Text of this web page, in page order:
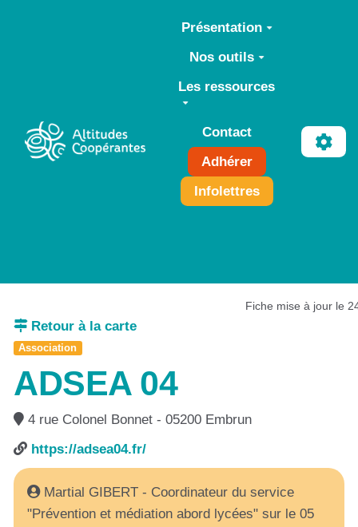
Aller au contenu principal
Présentation
Nos outils
Les ressources
Contact
Adhérer
Infolettres
Fiche mise à jour le
Retour à la carte
Association
ADSEA 04
4 rue Colonel Bonnet - 05200 Embrun
https://adsea04.fr/
Martial GIBERT - Coordinateur du service
"Prévention et médiation abord lycées" sur le 05